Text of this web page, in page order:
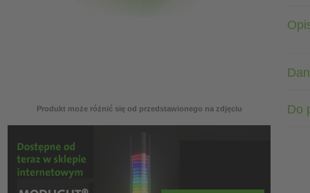
Produkt może różnić się od przedstawionego na zdjęciu Do